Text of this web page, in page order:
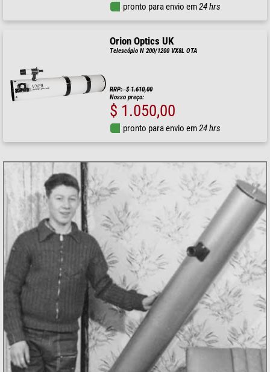
pronto para envio em24 hrs
Orion Optics UK
Telescópio N 200/1200 VX8L OTA
RRP: $ 1.610,00
Nosso preço:
$ 1.050,00
pronto para envio em24 hrs